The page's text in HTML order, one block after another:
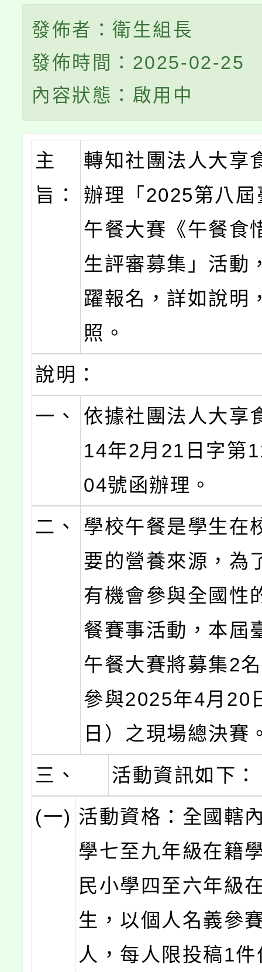
發佈者：衛生組長
發佈時間：2025-02-25
內容狀態：啟用中
主
旨：
轉知社團法人大享
辦理「2025第八屆
午餐大賽《午餐食
生評審募集」活動
躍報名，詳如說明
照。
說明：
一、
依據社團法人大享
14年2月21日字第
04號函辦理。
二、
學校午餐是學生在
要的營養來源，為
有機會參與全國性
餐賽事活動，本屆
午餐大賽將募集2
參與2025年4月20
日）之現場總決賽
三、
活動資訊如下：
(一) 活動資格：全國轄
學七至九年級在籍
民小學四至六年級
生，以個人名義參
人，每人限投稿1